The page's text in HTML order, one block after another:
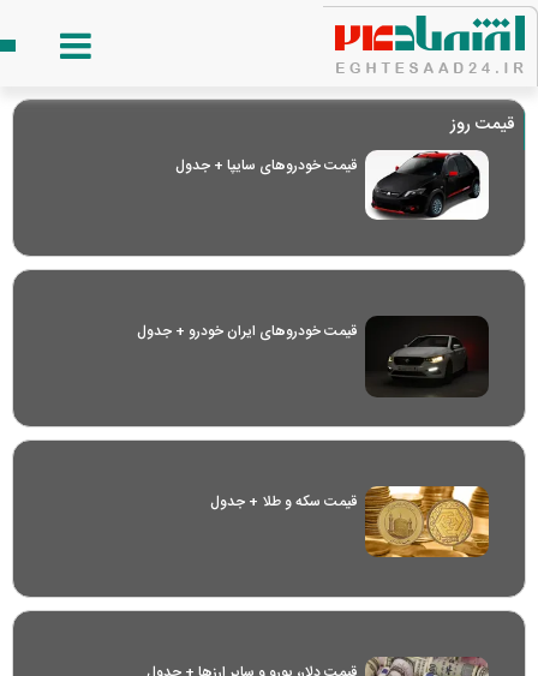
قیمت روز
قیمت خودرو‌های سایپا + جدول
قیمت خودرو‌های ایران خودرو + جدول
قیمت سکه و طلا + جدول